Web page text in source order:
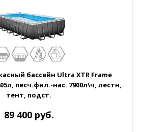
бассейн Ultra XTR Frame
песч.фил.-нас. 7900л\ч, лестн,
тент, подст.
89 400 руб.